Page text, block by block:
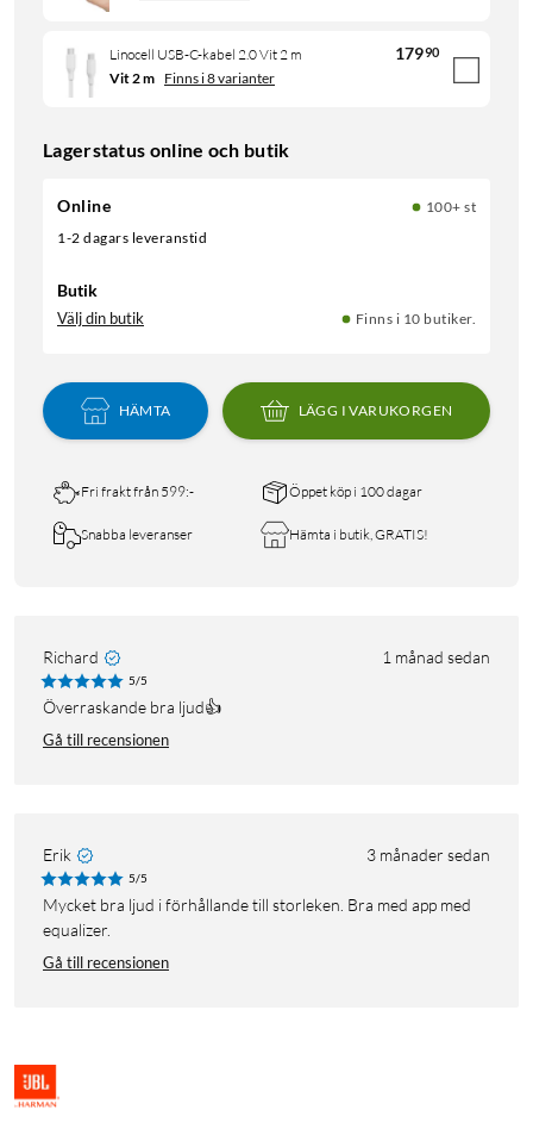
Linocell USB-C-kabel 2.0 Vit 2 m 17990
Vit 2 m Finns i 8 varianter
Lagerstatus online och butik
Online
100+ st
1-2 dagars leveranstid
Butik
Välj din butik Finns i 10 butiker.
HÄMTA LÄGG I VARUKORGEN
Fri frakt från 599:- Öppet köp i 100 dagar
Snabba leveranser Hämta i butik, GRATIS!
Richard 1 månad sedan
5/5
Överraskande bra ljud👍
Gå till recensionen
Erik 3 månader sedan
5/5
Mycket bra ljud i förhållande till storleken. Bra med app med
equalizer.
Gå till recensionen